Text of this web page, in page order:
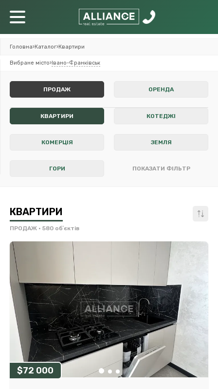
Головна›Каталог›Квартири
Вибране місто›Івано-Франківськ
ПРОДАЖ ОРЕНДА
КВАРТИРИ КОТЕДЖІ
КОМЕРЦІЯ ЗЕМЛЯ
ГОРИ ПОКАЗАТИ ФІЛЬТР
КВАРТИРИ
ПРОДАЖ • 580 обʼєктів
$72 000